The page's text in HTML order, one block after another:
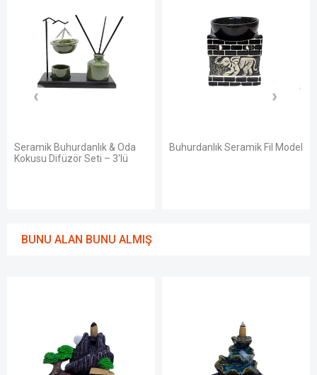
Seramik Buhurdanlık & Oda
Kokusu Difüzör Seti – 3'lü
Buhurdanlık Seramik Fil Model
BUNU ALAN BUNU ALMIŞ